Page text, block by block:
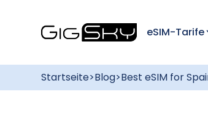
eSIM-Tarife
Startseite>Blog>Best eSIM for